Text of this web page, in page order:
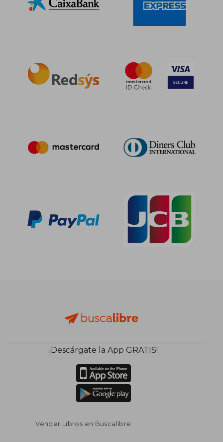
¡Descárgate la App GRATIS!
Vender Libros en Buscalibre